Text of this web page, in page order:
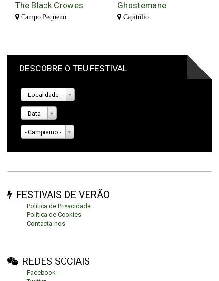
The Black Crowes
Campo Pequeno
Ghostemane
Capitólio
DESCOBRE O TEU FESTIVAL
- Localidade -
- Data -
- Campismo -
FESTIVAIS DE VERÃO
Política de Privacidade
Política de Cookies
Contacta-nos
REDES SOCIAIS
Facebook